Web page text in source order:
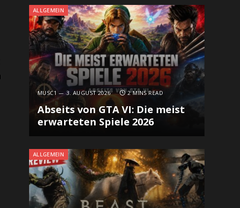
ALLGEMEIN
MUSC1 3. AUGUST 2026 2 MINS READ
Abseits von GTA VI: Die meist
erwarteten Spiele 2026
ALLGEMEIN